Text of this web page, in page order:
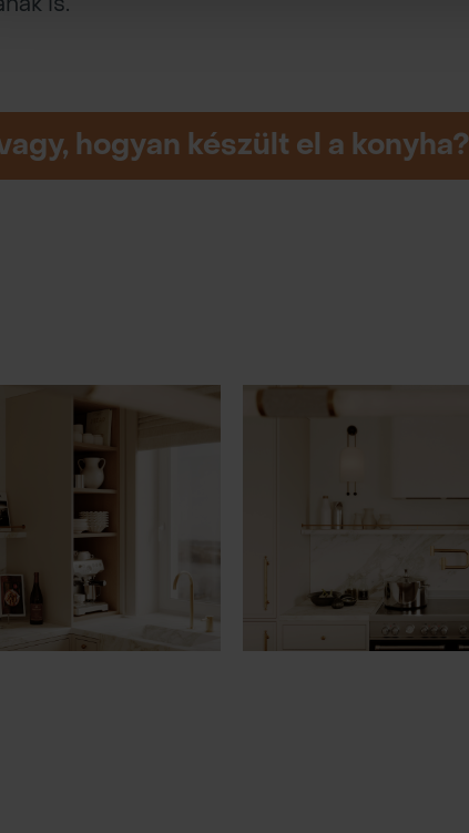
hogyan készült el a